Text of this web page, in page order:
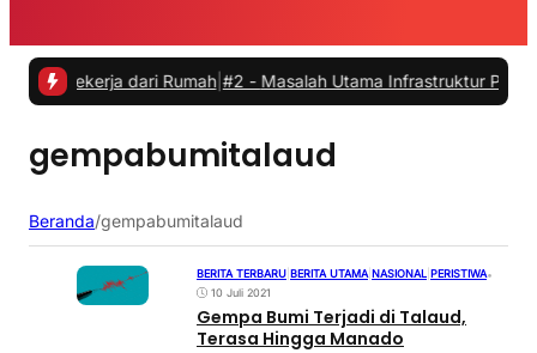
dari Rumah|#2 -Masalah Utama Infrastruktur Pengisian
gempabumitalaud
Beranda/gempabumitalaud
BERITA TERBARU BERITA UTAMA NASIONAL PERISTIWA•
10 Juli 2021
Gempa Bumi Terjadi di Talaud,
Terasa Hingga Manado